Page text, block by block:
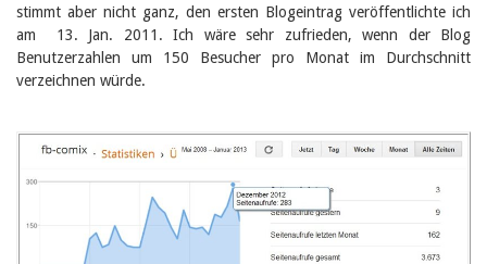
stimmt aber nicht ganz, den ersten Blogeintrag veröffentlichte ich
am 13. Jan. 2011. Ich wäre sehr zufrieden, wenn der Blog
Benutzerzahlen um 150 Besucher pro Monat im Durchschnitt
verzeichnen würde.